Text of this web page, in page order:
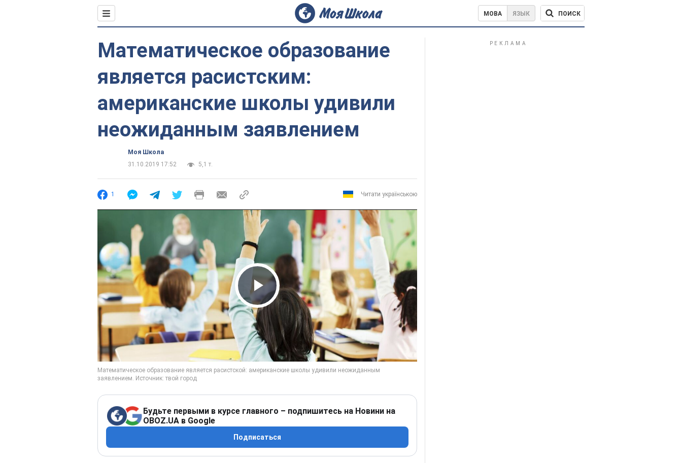
МОВА ЯЗЫК ПОИСК
Математическое образование
является расистским:
американские школы удивили
неожиданным заявлением
Моя Школа
31.10.2019 17:52
5,1 т.
1 Читати українською
Play Video
Будьте первыми в курсе главного – подпишитесь на Новини на
OBOZ.UA в Google
Подписаться